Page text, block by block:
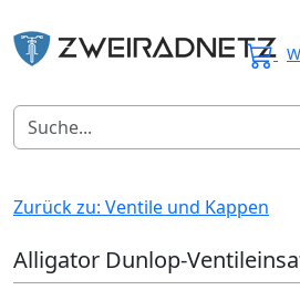
Zurück zu: Ventile und Kappen
Alligator Dunlop-